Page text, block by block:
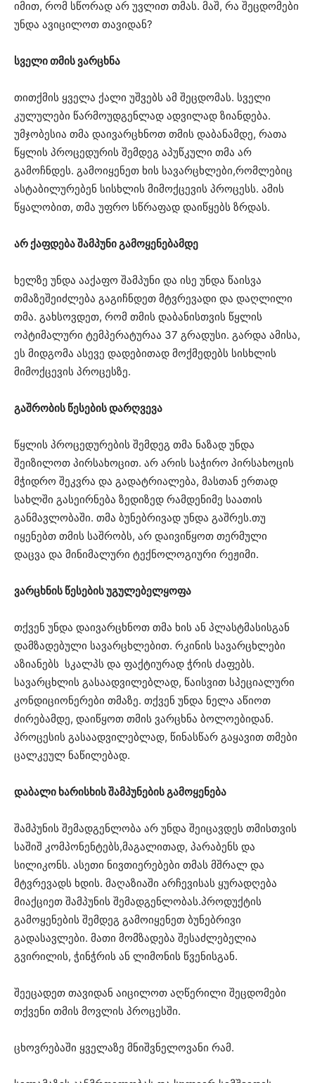
იმით, რომ სწორად არ უვლით თმას. მაშ, რა შეცდომები
უნდა ავიცილოთ თავიდან?
სველი თმის ვარცხნა
თითქმის ყველა ქალი უშვებს ამ შეცდომას. სველი
კულულები წარმოუდგენლად ადვილად ზიანდება.
უმჯობესია თმა დაივარცხნოთ თმის დაბანამდე, რათა
წყლის პროცედურის შემდეგ აპუწკული თმა არ
გამოჩნდეს. გამოიყენეთ ხის სავარცხლები,რომლებიც
ასტაბილურებენ სისხლის მიმოქცევის პროცესს. ამის
წყალობით, თმა უფრო სწრაფად დაიწყებს ზრდას.
არ ქაფდება შამპუნი გამოყენებამდე
ხელზე უნდა ააქაფო შამპუნი და ისე უნდა წაისვა
თმაზეშეიძლება გაგიჩნდეთ მტვრევადი და დაღლილი
თმა. გახსოვდეთ, რომ თმის დაბანისთვის წყლის
ოპტიმალური ტემპერატურაა 37 გრადუსი. გარდა ამისა,
ეს მიდგომა ასევე დადებითად მოქმედებს სისხლის
მიმოქცევის პროცესზე.
გაშრობის წესების დარღვევა
წყლის პროცედურების შემდეგ თმა ნაზად უნდა
შეიზილოთ პირსახოცით. არ არის საჭირო პირსახოცის
მჭიდრო შეკვრა და გადატრიალება, მასთან ერთად
სახლში გასეირნება ზედიზედ რამდენიმე საათის
განმავლობაში. თმა ბუნებრივად უნდა გაშრეს.თუ
იყენებთ თმის საშრობს, არ დაივიწყოთ თერმული
დაცვა და მინიმალური ტექნოლოგიური რეჟიმი.
ვარცხნის წესების უგულებელყოფა
თქვენ უნდა დაივარცხნოთ თმა ხის ან პლასტმასისგან
დამზადებული სავარცხლებით. რკინის სავარცხლები
აზიანებს სკალპს და ფაქტიურად ჭრის ძაფებს.
სავარცხლის გასაადვილებლად, წაისვით სპეციალური
კონდიციონერები თმაზე. თქვენ უნდა ნელა აწიოთ
ძირებამდე, დაიწყოთ თმის ვარცხნა ბოლოებიდან.
პროცესის გასაადვილებლად, წინასწარ გაყავით თმები
ცალკეულ ნაწილებად.
დაბალი ხარისხის შამპუნების გამოყენება
შამპუნის შემადგენლობა არ უნდა შეიცავდეს თმისთვის
საშიშ კომპონენტებს,მაგალითად, პარაბენს და
სილიკონს. ასეთი ნივთიერებები თმას მშრალ და
მტვრევადს ხდის. მაღაზიაში არჩევისას ყურადღება
მიაქციეთ შამპუნის შემადგენლობას.პროდუქტის
გამოყენების შემდეგ გამოიყენეთ ბუნებრივი
გადასავლები. მათი მომზადება შესაძლებელია
გვირილის, ჭინჭრის ან ლიმონის წვენისგან.
შეეცადეთ თავიდან აიცილოთ აღწერილი შეცდომები
თქვენი თმის მოვლის პროცესში.
ცხოვრებაში ყველაზე მნიშვნელოვანი რამ.